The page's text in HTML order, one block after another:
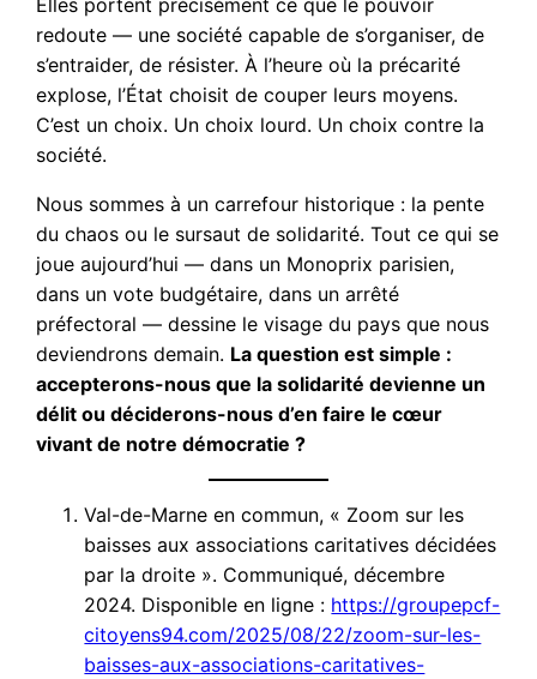
Elles portent précisément ce que le pouvoir
redoute — une société capable de s’organiser, de
s’entraider, de résister. À l’heure où la précarité
explose, l’État choisit de couper leurs moyens.
C’est un choix. Un choix lourd. Un choix contre la
société.
Nous sommes à un carrefour historique : la pente
du chaos ou le sursaut de solidarité. Tout ce qui se
joue aujourd’hui — dans un Monoprix parisien,
dans un vote budgétaire, dans un arrêté
préfectoral — dessine le visage du pays que nous
deviendrons demain. La question est simple :
accepterons-nous que la solidarité devienne un
délit ou déciderons-nous d’en faire le cœur
vivant de notre démocratie ?
Val-de-Marne en commun, « Zoom sur les
baisses aux associations caritatives décidées
par la droite ». Communiqué, décembre
2024. Disponible en ligne : https://groupepcf-
citoyens94.com/2025/08/22/zoom-sur-les-
baisses-aux-associations-caritatives-